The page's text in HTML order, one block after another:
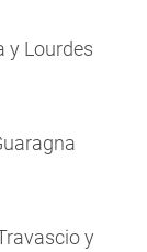
y Lourdes
y